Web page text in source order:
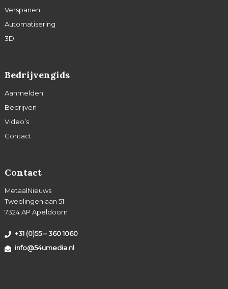
Verspanen
Automatisering
3D
Bedrijvengids
Aanmelden
Bedrijven
Video’s
Contact
Contact
MetaalNieuws
Tweelingenlaan 51
7324 AP Apeldoorn
+31 (0)55 – 360 1060
info@54umedia.nl